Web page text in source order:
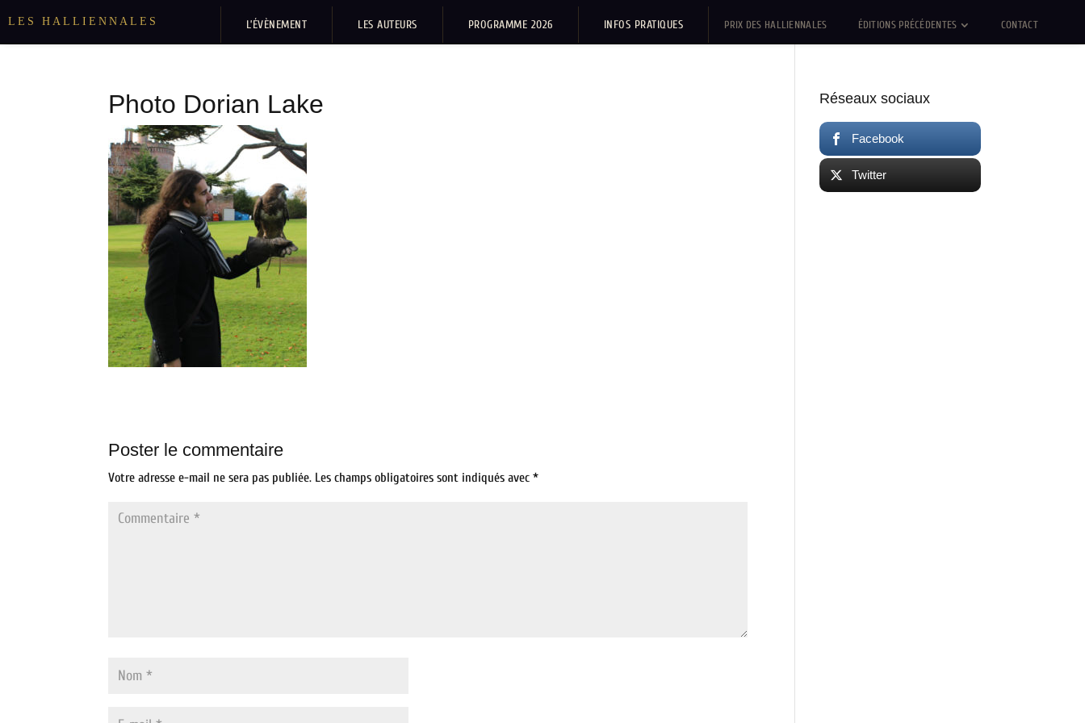
LES HALLIENNALES L’ÉVÈNEMENT LES AUTEURS PROGRAMME 2026 INFOS PRATIQUES PRIX DES HALLIENNALES ÉDITIONS PRÉCÉDENTES CONTACT
Photo Dorian Lake
Poster le commentaire
Votre adresse e-mail ne sera pas publiée. Les champs obligatoires sont indiqués avec*
Réseaux sociaux
Facebook
Twitter